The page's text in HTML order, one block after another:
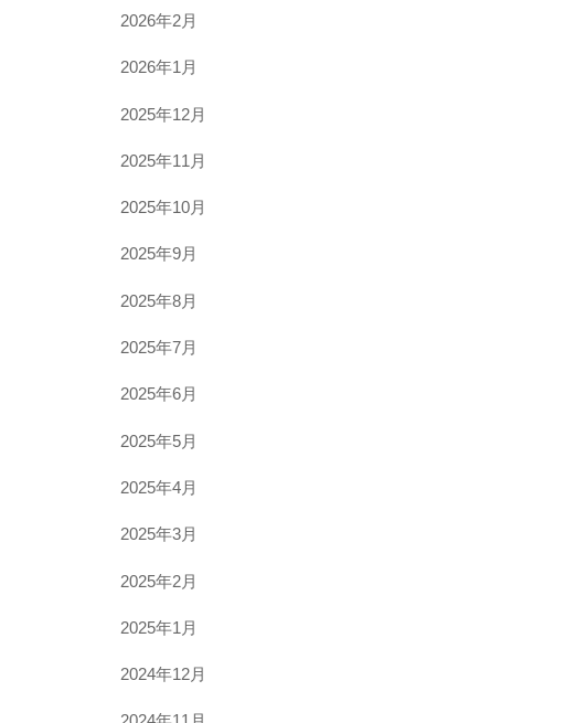
2026年2月
2026年1月
2025年12月
2025年11月
2025年10月
2025年9月
2025年8月
2025年7月
2025年6月
2025年5月
2025年4月
2025年3月
2025年2月
2025年1月
2024年12月